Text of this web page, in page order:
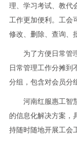
理、学习考试、教代
工作更加便利。工会
修改、删除、查询、
为了方便日常管
日常管理工作分摊到
分组，包含对会员分
河南红服惠工智
的信息化解决方案，
持随时随地开展工会